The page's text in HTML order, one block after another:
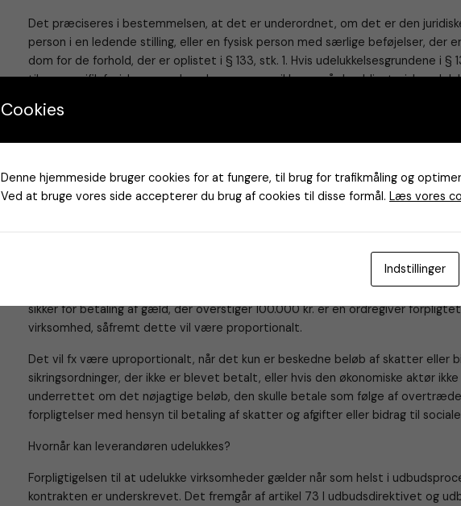
Det præciseres i bestemmelsen, at det er underordnet, om det er den
person i en ledende stilling, eller en fysisk person med særlige beføjelser, der
dom for de forhold, der er oplistet i § 133, stk. 1. Hvis udelukkelsesgrundene i §
til en specifik fysisk person, kan denne person ikke omgå de obligatoriske
anderledes “Forpligtelsen til at udelukke en økonomisk aktør gælder også, når
heri.” Indholdet er dog det samme.
Stk. 3. Ordregiveren skal udelukke en ansøger eller en tilbudsgiver, der har
En ansøger, der har ubetalt gæld på 100.000 kr, skal altså udelukkes,
sikker for betaling af gæld, der overstiger 100.000 kr. er en ordregiver
virksomhed, såfremt dette vil være proportionalt.
Det vil fx være uproportionalt, når det kun er beskedne beløb af skatter eller
sikringsordninger, der ikke er blevet betalt, eller hvis den økonomiske aktør
underrettet om det nøjagtige beløb, den skulle betale som følge af
forpligtelser med hensyn til betaling af skatter og afgifter eller bidrag til sociale
Hvornår kan leverandøren udelukkes?
Forpligtigelsen til at udelukke virksomheder gælder når som helst i
kontrakten er underskrevet. Det fremgår af artikel 73 I udbudsdirektivet og
Cookies
Denne hjemmeside bruger cookies for at fungere, til brug for trafikmåling og
Ved at bruge vores side accepterer du brug af cookies til disse formål. Læs vores
Indstillinger